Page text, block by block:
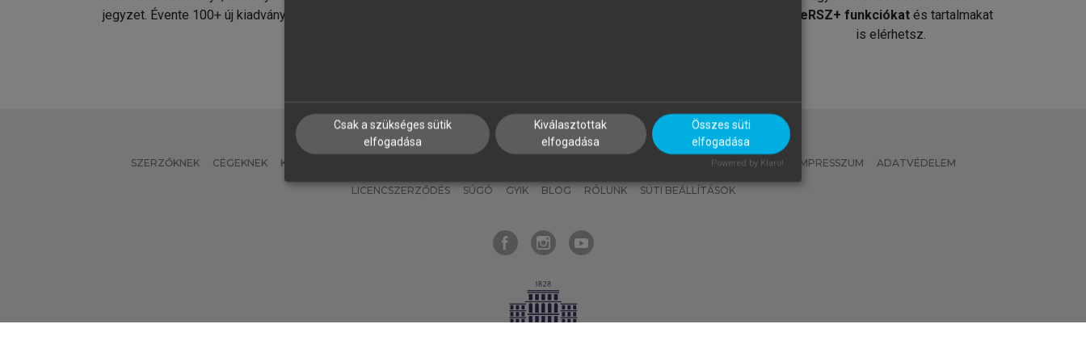
jegyzet. Évente 100+ új kiadvány.
MeRSZ+ funkciókat és tartalmakat
is elérhetsz.
SZERZŐKNEK CÉGEKNEK KÖNYVTÁROSOKNAK MI – ÁLTALÁNOS IRÁNYELVEK IMPRESSZUM ADATVÉDELEM
LICENCSZERZŐDÉS SÚGÓ GYIK BLOG RÓLUNK SÜTI BEÁLLÍTÁSOK
Csak a szükséges sütik
elfogadása
Kiválasztottak
elfogadása
Összes süti
elfogadása
Powered by Klaro!